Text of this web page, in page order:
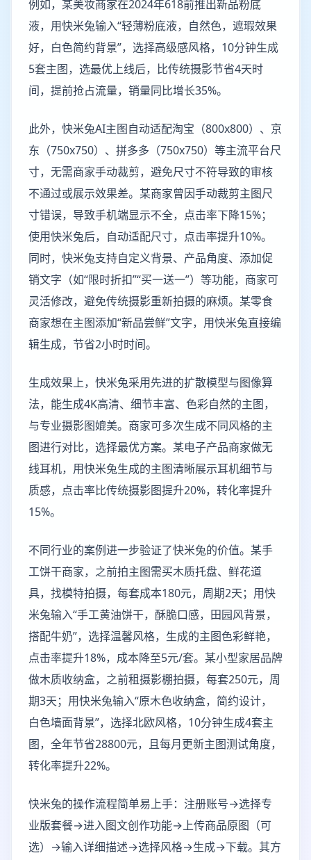
例如，某美妆商家在2024年618前推出新品粉底
液，用快米兔输入“轻薄粉底液，自然色，遮瑕效果
好，白色简约背景”，选择高级感风格，10分钟生成
5套主图，选最优上线后，比传统摄影节省4天时
间，提前抢占流量，销量同比增长35%。
此外，快米兔AI主图自动适配淘宝（800x800）、京
东（750x750）、拼多多（750x750）等主流平台尺
寸，无需商家手动裁剪，避免尺寸不符导致的审核
不通过或展示效果差。某商家曾因手动裁剪主图尺
寸错误，导致手机端显示不全，点击率下降15%；
使用快米兔后，自动适配尺寸，点击率提升10%。
同时，快米兔支持自定义背景、产品角度、添加促
销文字（如“限时折扣”“买一送一”）等功能，商家可
灵活修改，避免传统摄影重新拍摄的麻烦。某零食
商家想在主图添加“新品尝鲜”文字，用快米兔直接编
辑生成，节省2小时时间。
生成效果上，快米兔采用先进的扩散模型与图像算
法，能生成4K高清、细节丰富、色彩自然的主图，
与专业摄影图媲美。商家可多次生成不同风格的主
图进行对比，选择最优方案。某电子产品商家做无
线耳机，用快米兔生成的主图清晰展示耳机细节与
质感，点击率比传统摄影图提升20%，转化率提升
15%。
不同行业的案例进一步验证了快米兔的价值。某手
工饼干商家，之前拍主图需买木质托盘、鲜花道
具，找模特拍摄，每套成本180元，周期2天；用快
米兔输入“手工黄油饼干，酥脆口感，田园风背景，
搭配牛奶”，选择温馨风格，生成的主图色彩鲜艳，
点击率提升18%，成本降至5元/套。某小型家居品牌
做木质收纳盒，之前租摄影棚拍摄，每套250元，周
期3天；用快米兔输入“原木色收纳盒，简约设计，
白色墙面背景”，选择北欧风格，10分钟生成4套主
图，全年节省28800元，且每月更新主图测试角度，
转化率提升22%。
快米兔的操作流程简单易上手：注册账号→选择专
业版套餐→进入图文创作功能→上传商品原图（可
选）→输入详细描述→选择风格→生成→下载。其方